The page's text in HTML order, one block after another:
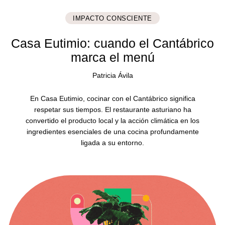
IMPACTO CONSCIENTE
Casa Eutimio: cuando el Cantábrico
marca el menú
Patricia Ávila
En Casa Eutimio, cocinar con el Cantábrico significa
respetar sus tiempos. El restaurante asturiano ha
convertido el producto local y la acción climática en los
ingredientes esenciales de una cocina profundamente
ligada a su entorno.